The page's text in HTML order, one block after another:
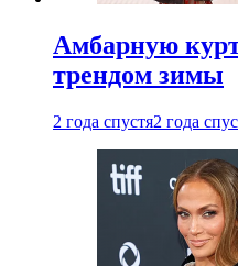
Амбарную
трендом зимы
2 года спустя2 года